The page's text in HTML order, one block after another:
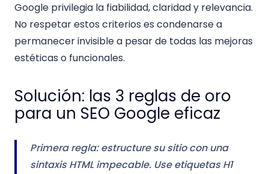
Google privilegia la fiabilidad, claridad y relevancia.
No respetar estos criterios es condenarse a
permanecer invisible a pesar de todas las mejoras
estéticas o funcionales.
Solución: las 3 reglas de oro
para un SEO Google eficaz
Primera regla: estructure su sitio con una
sintaxis HTML impecable. Use etiquetas H1